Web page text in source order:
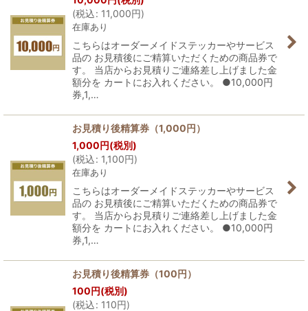
絞り込む
(税込: 11,000円)
在庫あり
こちらはオーダーメイドステッカーやサービス
品の お見積後にご精算いただくための商品券で
す。 当店からお見積りご連絡差し上げました金
額分を カートにお入れください。 ●10,000円
券,1,…
お見積り後精算券（1,000円）
1,000円(税別)
(税込: 1,100円)
在庫あり
こちらはオーダーメイドステッカーやサービス
品の お見積後にご精算いただくための商品券で
す。 当店からお見積りご連絡差し上げました金
額分を カートにお入れください。 ●10,000円
券,1,…
お見積り後精算券（100円）
100円(税別)
(税込: 110円)